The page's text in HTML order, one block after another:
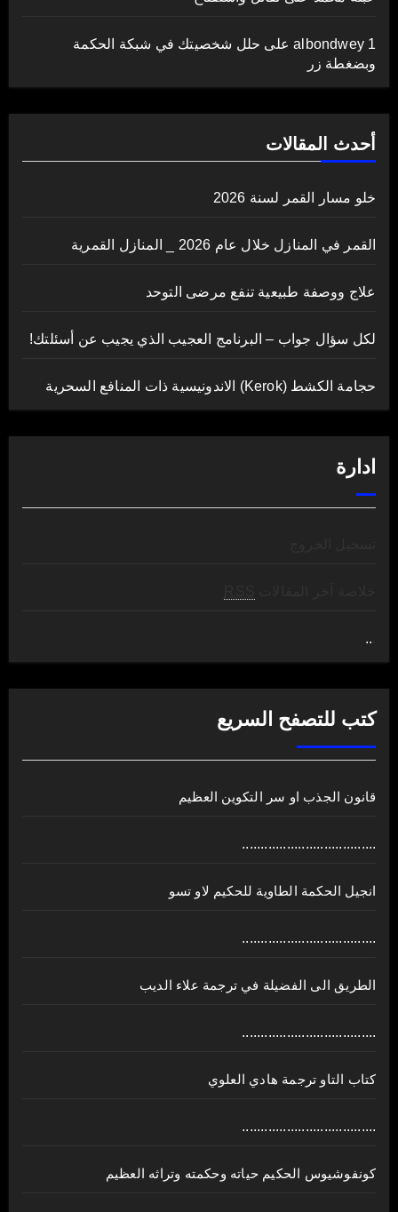
albondwey 1على حلل شخصيتك في شبكة الحكمة
وبضغطة زر
أحدث المقالات
خلو مسار القمر لسنة 2026
القمر في المنازل خلال عام 2026 _ المنازل القمرية
علاج ووصفة طبيعية تنفع مرضى التوحد
لكل سؤال جواب – البرنامج العجيب الذي يجيب عن أسئلتك!
حجامة الكشط (Kerok) الاندونيسية ذات المنافع السحرية
ادارة
..
كتب للتصفح السريع
قانون الجذب او سر التكوين العظيم
....................................
انجيل الحكمة الطاوية للحكيم لاو تسو
....................................
الطريق الى الفضيلة في ترجمة علاء الديب
....................................
كتاب التاو ترجمة هادي العلوي
....................................
كونفوشيوس الحكيم حياته وحكمته وتراثه العظيم